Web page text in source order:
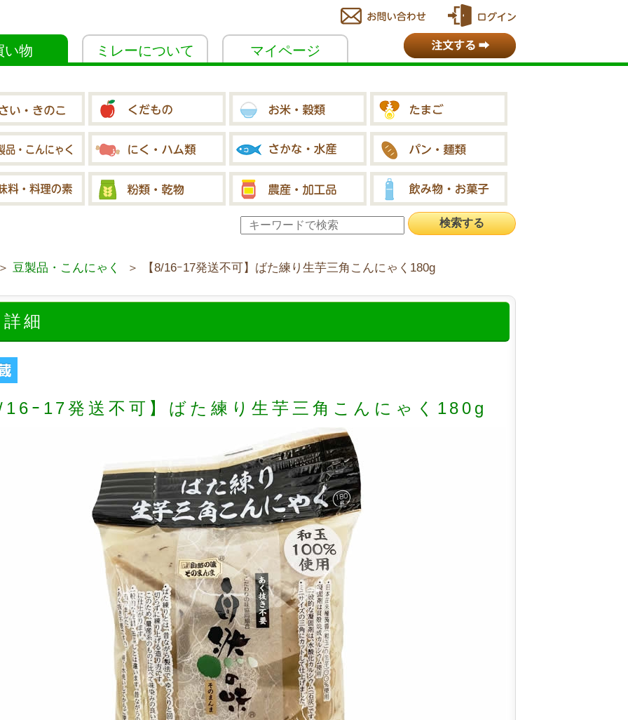
い物 ミレーについて マイページ
豆製品・こんにゃく ＞ 【8/16ｰ17発送不可】ばた練り生芋三角こんにゃく180g
細
ｰ17発送不可】ばた練り生芋三角こんにゃく180g